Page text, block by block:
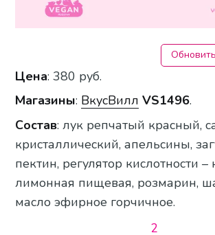
Обновить
Цена: 380 руб.
Магазины: ВкусВилл VS1496.
Состав: лук репчатый красный,
кристаллический, апельсины,
пектин, регулятор кислотности –
лимонная пищевая, розмарин,
масло эфирное горчичное.
2